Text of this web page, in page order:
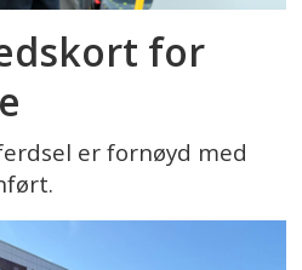
for
er fornøyd med